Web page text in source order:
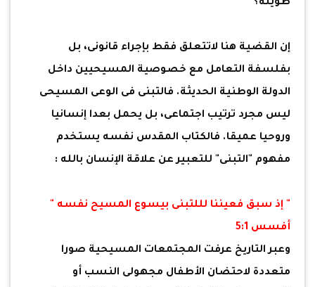
طويلة؟
إن القضية هنا لاتتعلق فقط بإجراء قانونى، بل
بفلسفة التعامل مع خصوصية المسيحيين داخل
الدولة الوطنية الحديثة. فالتبنى فى الوعى المسيحى
ليس مجرد ترتيب اجتماعى، بل يحمل بعدا إنسانيا
وروحيا عميقا. فالكتاب المقدس نفسه يستخدم
مفهوم "التبنى" للتعبير عن علاقة الإنسان بالله :
" إذ سبق فعيننا لللتبنى بيسوع المسيح نفسه "
أفسس 5:1
وعبر التاريخ عرفت المجتمعات المسيحية صورا
متعددة لاحتضان الأطفال مجهولى النسب أو